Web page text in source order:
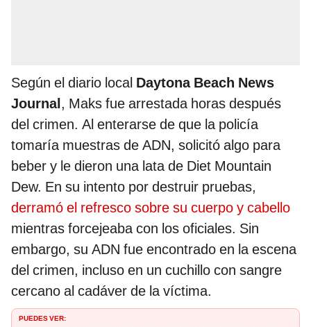
Según el diario local Daytona Beach News
Journal, Maks fue arrestada horas después
del crimen. Al enterarse de que la policía
tomaría muestras de ADN, solicitó algo para
beber y le dieron una lata de Diet Mountain
Dew. En su intento por destruir pruebas,
derramó el refresco sobre su cuerpo y cabello
mientras forcejeaba con los oficiales. Sin
embargo, su ADN fue encontrado en la escena
del crimen, incluso en un cuchillo con sangre
cercano al cadáver de la víctima.
PUEDES VER: